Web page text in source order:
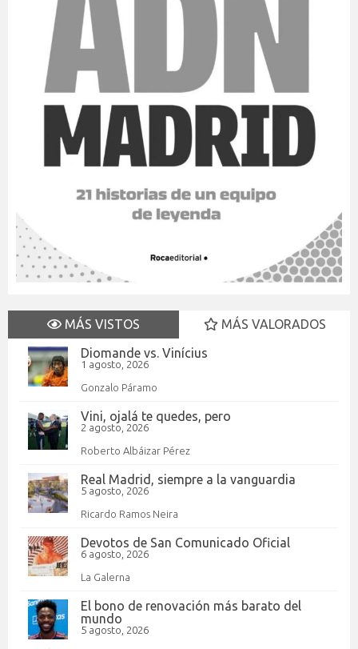
MÁS VISTOS
MÁS VALORADOS
Diomande vs. Vinícius
1 agosto, 2026
Gonzalo Páramo
Vini, ojalá te quedes, pero
2 agosto, 2026
Roberto Albáizar Pérez
Real Madrid, siempre a la vanguardia
5 agosto, 2026
Ricardo Ramos Neira
Devotos de San Comunicado Oficial
6 agosto, 2026
La Galerna
El bono de renovación más barato del
mundo
5 agosto, 2026